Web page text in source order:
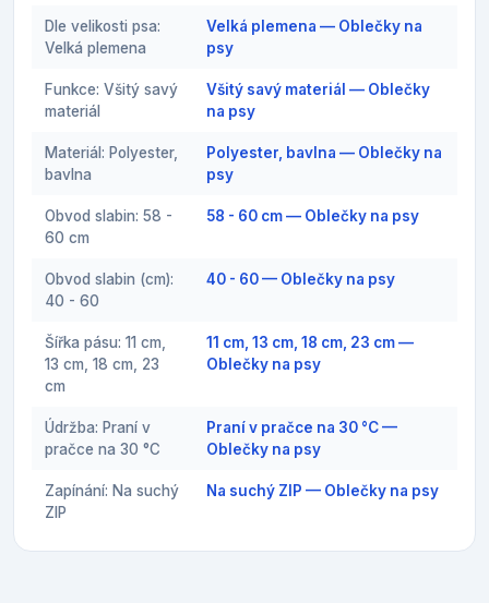
Dle velikosti psa:
Velká plemena
Velká plemena — Oblečky na
psy
Funkce: Všitý savý
materiál
Všitý savý materiál — Oblečky
na psy
Materiál: Polyester,
bavlna
Polyester, bavlna — Oblečky na
psy
Obvod slabin: 58 -
60 cm
58 - 60 cm — Oblečky na psy
Obvod slabin (cm):
40 - 60
40 - 60 — Oblečky na psy
Šířka pásu: 11 cm,
13 cm, 18 cm, 23
cm
11 cm, 13 cm, 18 cm, 23 cm —
Oblečky na psy
Údržba: Praní v
pračce na 30 °C
Praní v pračce na 30 °C —
Oblečky na psy
Zapínání: Na suchý
ZIP
Na suchý ZIP — Oblečky na psy